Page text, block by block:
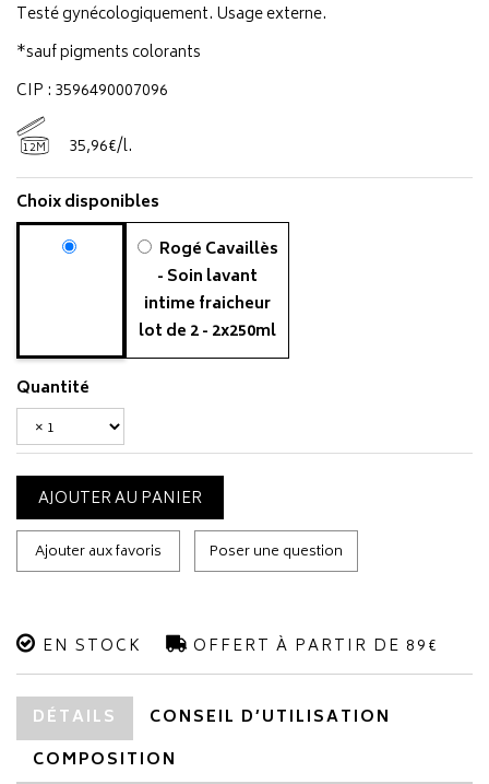
Testé gynécologiquement. Usage externe.
*sauf pigments colorants
CIP : 3596490007096
12M 35,96€/l.
Choix disponibles
Rogé Cavaillès
- Soin lavant
intime fraicheur
lot de 2 - 2x250ml
Quantité
AJOUTER AU PANIER
Ajouter aux favoris Poser une question
EN STOCK OFFERT À PARTIR DE 89€
DÉTAILS
CONSEIL D’UTILISATION
COMPOSITION